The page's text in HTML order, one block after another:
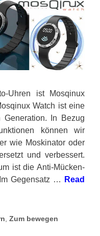
Uhren ist Mosqinux
Watch ist eine
Generation. In Bezug
können wir
wie Moskinator oder
und verbessert.
ist die Anti-Mücken-
Gegensatz …
Read
,Zum bewegen